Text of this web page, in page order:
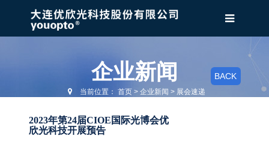
企业新闻
当前位置： 首页> 企业新闻 > 展会速递
2023年第24届CIOE国际光博会优
欣光科技开展预告
BACK